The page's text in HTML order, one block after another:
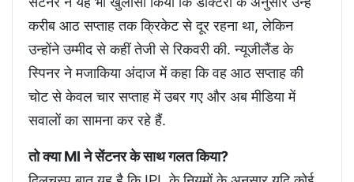
करीब आठ सप्ताह तक क्रिकेट से दूर रहना था, लेकिन
उन्होंने उम्मीद से कहीं तेजी से रिकवरी की. न्यूजीलैंड के
स्पिनर ने मजाकिया अंदाज में कहा कि वह आठ सप्ताह की
चोट से केवल चार सप्ताह में उबर गए और अब मीडिया में
सवालों का सामना कर रहे हैं.
तो क्या MI ने सेंटनर के साथ गलत किया?